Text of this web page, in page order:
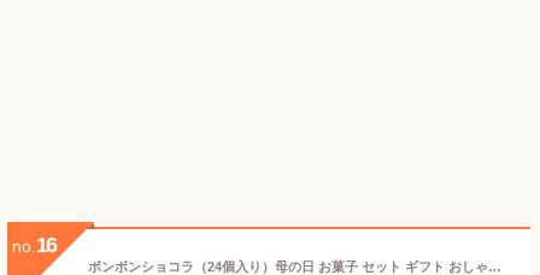
no. 16
ボンボンショコラ（24個入り）母の日 お菓子 セット ギフト おしゃれ チョコレート 高級 お祝い 春ギフト 入学 就職 手土産 ギフト 高級ショコラ 贈り物 チョコレート ボンボン 白金 麻布 茗荷谷 チョコレート おしゃれ ボンボン チョコレート ギフト デカダンス